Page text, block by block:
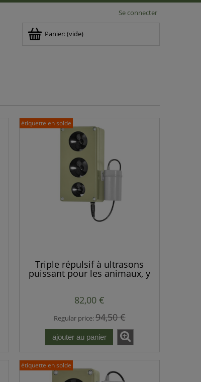
Se connecter
Panier:(vide)
Triple répulsif à ultrasons
puissant pour les animaux, y
compris les martres, les
autres rongeurs
82,00 €
Regular price:94,50 €
ajouter au panier
étiquette en solde
étiquette en solde